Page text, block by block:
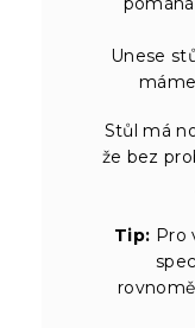
Unese
Stůl má
že bez
Tip: Pro